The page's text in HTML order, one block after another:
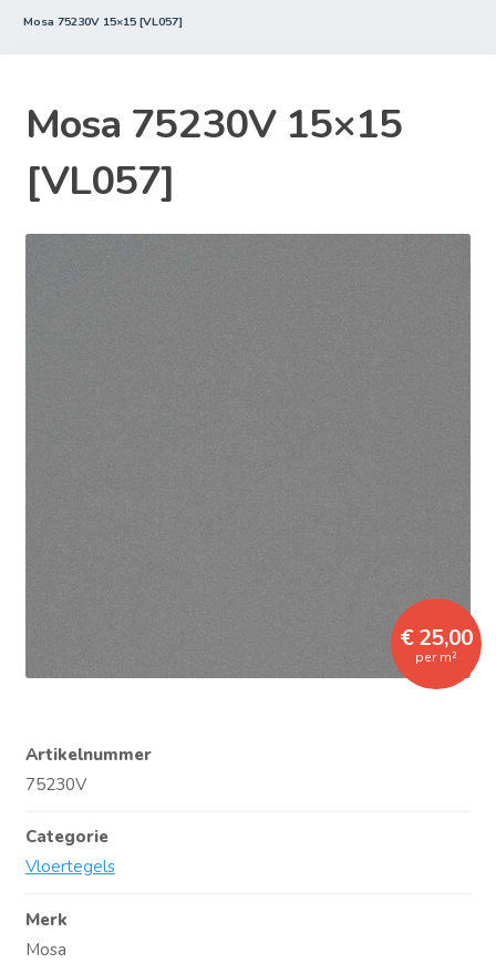
Mosa 75230V 15×15 [VL057]
Mosa 75230V 15×15
[VL057]
€ 25,00
per m²
Artikelnummer
75230V
Categorie
Vloertegels
Merk
Mosa